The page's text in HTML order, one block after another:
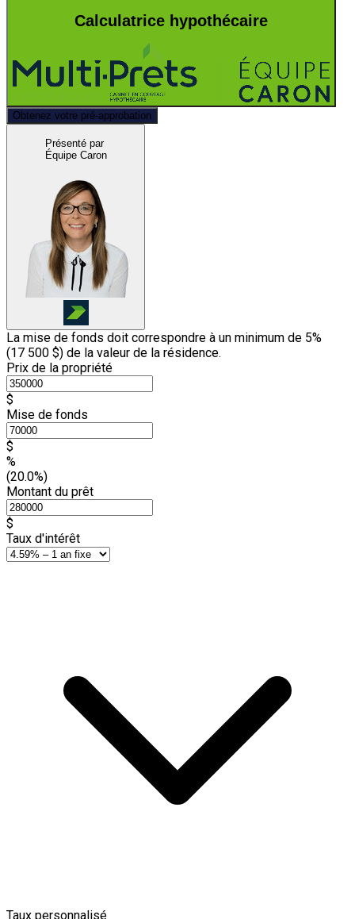
Calculatrice hypothécaire
Obtenez votre pré-approbation
Présenté par
Équipe Caron
La mise de fonds doit correspondre à un minimum de 5%
(17 500 $) de la valeur de la résidence.
Prix de la propriété
$
Mise de fonds
$
%
(20.0%)
Montant du prêt
$
Taux d'intérêt
Taux personnalisé